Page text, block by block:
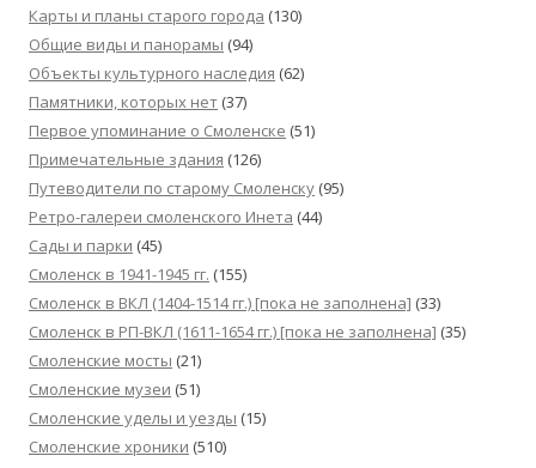
Карты и планы старого города (130)
Общие виды и панорамы (94)
Объекты культурного наследия (62)
Памятники, которых нет (37)
Первое упоминание о Смоленске (51)
Примечательные здания (126)
Путеводители по старому Смоленску (95)
Ретро-галереи смоленского Инета (44)
Сады и парки (45)
Смоленск в 1941-1945 гг. (155)
Смоленск в ВКЛ (1404-1514 гг.) [пока не заполнена] (33)
Смоленск в РП-ВКЛ (1611-1654 гг.) [пока не заполнена] (35)
Смоленские мосты (21)
Смоленские музеи (51)
Смоленские уделы и уезды (15)
Смоленские хроники (510)